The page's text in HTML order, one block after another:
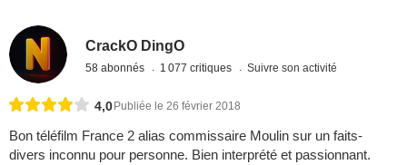
CrackO DingO
58 abonnés 1 077 critiques Suivre son activité
4,0 Publiée le 26 février 2018
Bon téléfilm France 2 alias commissaire Moulin sur un faits-
divers inconnu pour personne. Bien interprété et passionnant.